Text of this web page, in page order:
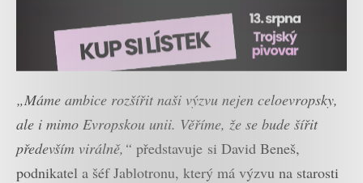
„Máme ambice rozšířit naši výzvu nejen celoevropsky,
ale i mimo Evropskou unii. Věříme, že se bude šířit
především virálně,“ představuje si David Beneš,
podnikatel a šéf Jablotronu, který má výzvu na starosti